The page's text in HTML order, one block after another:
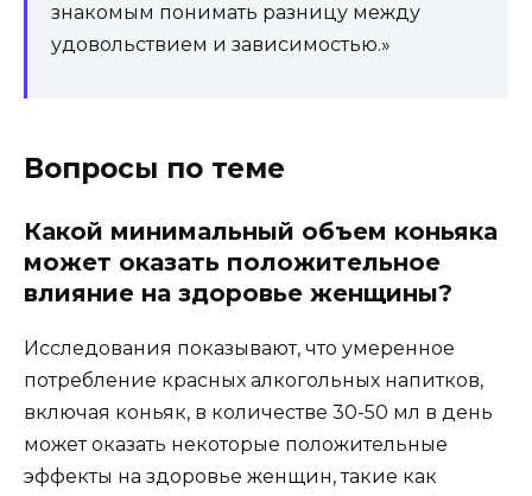
знакомым понимать разницу между
удовольствием и зависимостью.»
Вопросы по теме
Какой минимальный объем коньяка
может оказать положительное
влияние на здоровье женщины?
Исследования показывают, что умеренное
потребление красных алкогольных напитков,
включая коньяк, в количестве 30-50 мл в день
может оказать некоторые положительные
эффекты на здоровье женщин, такие как